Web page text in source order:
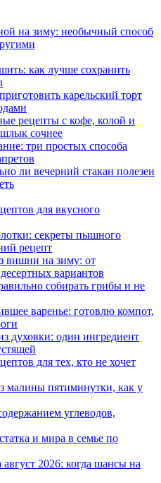
на зиму: необычный способ
как лучше сохранить
карельский торт
рецепты с кофе, колой и
сочнее
три простых способа
ли вечерний стакан полезен
для вкусного
секреты пышного
рецепт
вишни на зиму: от
вариантов
собирать грибы и не
варенье: готовлю компот,
духовки: один ингредиент
для тех, кто не хочет
малины пятиминутки, как у
углеводов,
и мира в семье по
2026: когда шансы на